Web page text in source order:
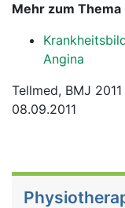
Mehr zum Thema
Angina
Tellmed, BMJ 2011
08.09.2011